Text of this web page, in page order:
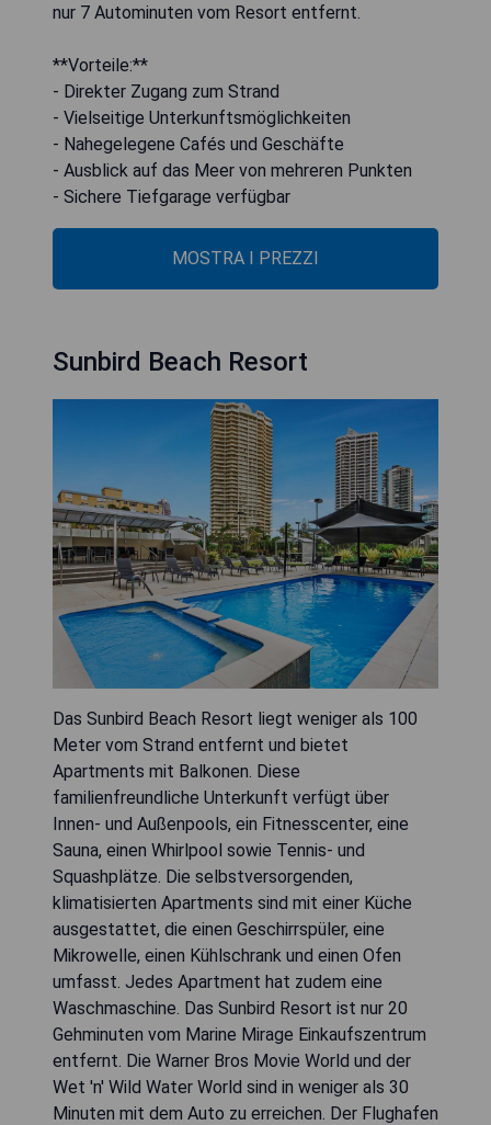
nur 7 Autominuten vom Resort entfernt.
**Vorteile:**
- Direkter Zugang zum Strand
- Vielseitige Unterkunftsmöglichkeiten
- Nahegelegene Cafés und Geschäfte
- Ausblick auf das Meer von mehreren Punkten
- Sichere Tiefgarage verfügbar
MOSTRA I PREZZI
Sunbird Beach Resort
Das Sunbird Beach Resort liegt weniger als 100
Meter vom Strand entfernt und bietet
Apartments mit Balkonen. Diese
familienfreundliche Unterkunft verfügt über
Innen- und Außenpools, ein Fitnesscenter, eine
Sauna, einen Whirlpool sowie Tennis- und
Squashplätze. Die selbstversorgenden,
klimatisierten Apartments sind mit einer Küche
ausgestattet, die einen Geschirrspüler, eine
Mikrowelle, einen Kühlschrank und einen Ofen
umfasst. Jedes Apartment hat zudem eine
Waschmaschine. Das Sunbird Resort ist nur 20
Gehminuten vom Marine Mirage Einkaufszentrum
entfernt. Die Warner Bros Movie World und der
Wet 'n' Wild Water World sind in weniger als 30
Minuten mit dem Auto zu erreichen. Der Flughafen